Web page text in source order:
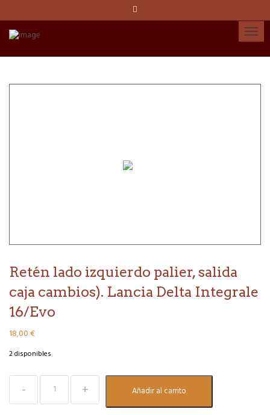
Retén lado izquierdo palier, salida
caja cambios). Lancia Delta Integrale
16/Evo
18,00€
2 disponibles
Retén
lado
izquierdo
Añadir al carrito